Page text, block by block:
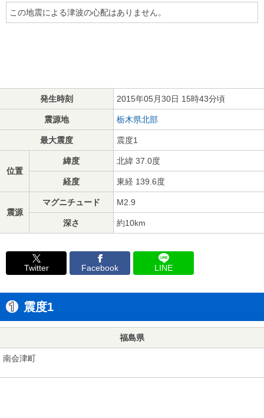
この地震による津波の心配はありません。
発生時刻 2015年05月30日 15時43分頃
震源地 栃木県北部
最大震度 震度1
位置
緯度 北緯 37.0度
経度 東経 139.6度
震源
マグニチュード M2.9
深さ 約10km
Twitter Facebook LINE
震度1
福島県
南会津町